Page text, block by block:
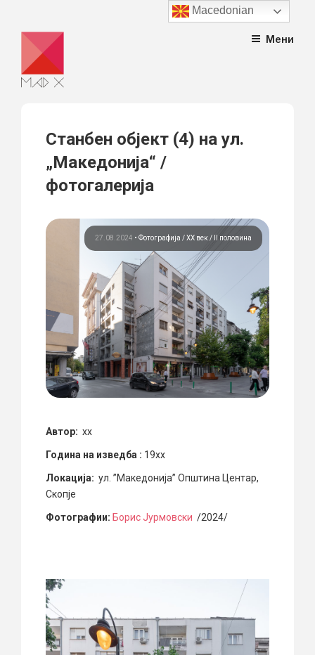
content
Мени
Станбен објект (4) на ул.
„Македонија“ /
фотогалерија
27.08.2024 • Фотографија ХХ век / II половина
Автор: xx
Година на изведба : 19xx
Локација: ул. ”Македонија” Општина Центар,
Скопје
Фотографии: Борис Јурмовски /2024/
Macedonian